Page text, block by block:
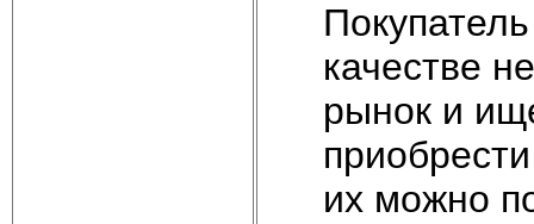
качестве
рынок и
их можно